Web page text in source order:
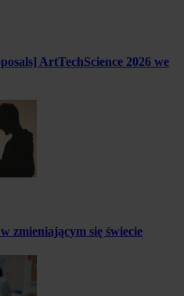
ArtTechScience 2026 we
zmieniającym się świecie